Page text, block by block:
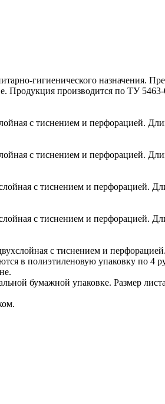
гигиенического назначения.
Продукция производится по ТУ
с тиснением и перфорацией.
с тиснением и перфорацией.
с тиснением и
с тиснением и
с тиснением и
в полиэтиленовую упаковку по 4
бумажной упаковке. Размер